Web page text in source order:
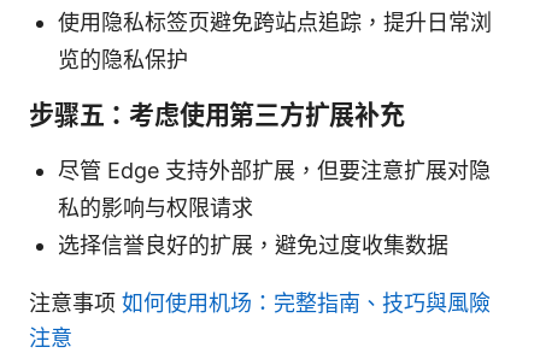
使用隐私标签页避免跨站点追踪，提升日常浏
览的隐私保护
步骤五：考虑使用第三方扩展补充
尽管 Edge 支持外部扩展，但要注意扩展对隐
私的影响与权限请求
选择信誉良好的扩展，避免过度收集数据
注意事项 如何使用机场：完整指南、技巧與風險
注意